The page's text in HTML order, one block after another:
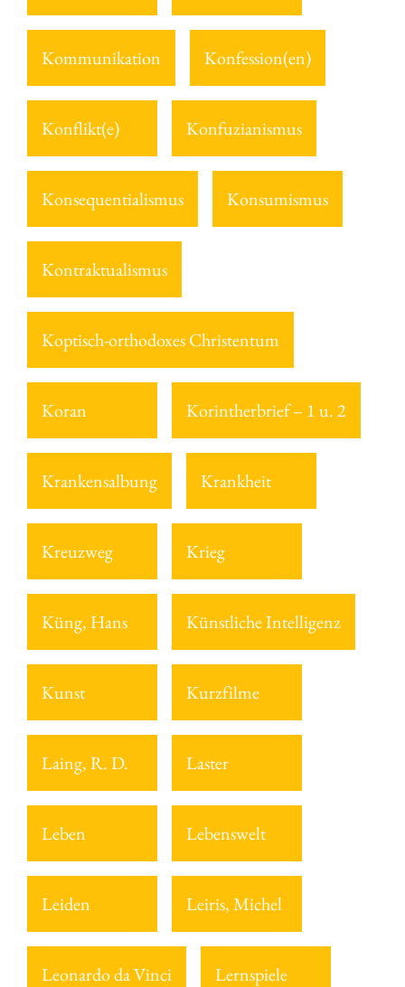
Kommunikation Konfession(en)
Konflikt(e) Konfuzianismus
Konsequentialismus Konsumismus
Kontraktualismus
Koptisch-orthodoxes Christentum
Koran Korintherbrief – 1 u. 2
Krankensalbung Krankheit
Kreuzweg Krieg
Küng, Hans Künstliche Intelligenz
Kunst Kurzfilme
Laing, R. D. Laster
Leben Lebenswelt
Leiden Leiris, Michel
Leonardo da Vinci Lernspiele